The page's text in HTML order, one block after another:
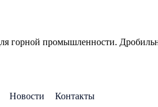
горной промышленности.
Новости Контакты